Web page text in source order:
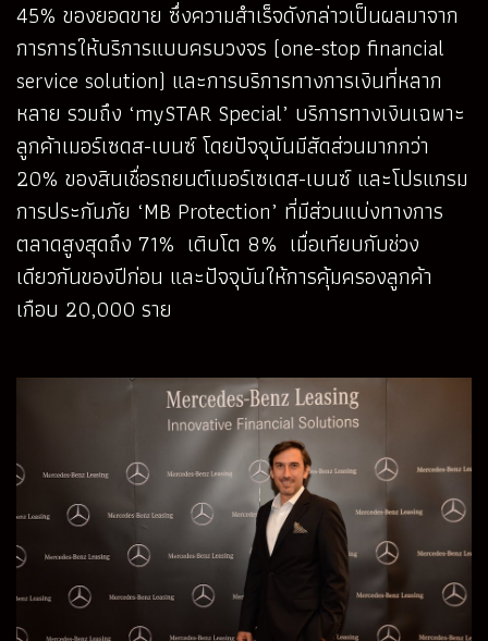
45% ของยอดขาย ซึ่งความสำเร็จดังกล่าวเป็นผลมาจาก
การการให้บริการแบบครบวงจร (one-stop financial
service solution) และการบริการทางการเงินที่หลาก
หลาย รวมถึง ‘mySTAR Special’ บริการทางเงินเฉพาะ
ลูกค้าเมอร์เซดส-เบนซ์ โดยปัจจุบันมีสัดส่วนมากกว่า
20% ของสินเชื่อรถยนต์เมอร์เซเดส-เบนซ์ และโปรแกรม
การประกันภัย ‘MB Protection’ ที่มีส่วนแบ่งทางการ
ตลาดสูงสุดถึง 71% เติบโต 8% เมื่อเทียบกับช่วง
เดียวกันของปีก่อน และปัจจุบันให้การคุ้มครองลูกค้า
เกือบ 20,000 ราย